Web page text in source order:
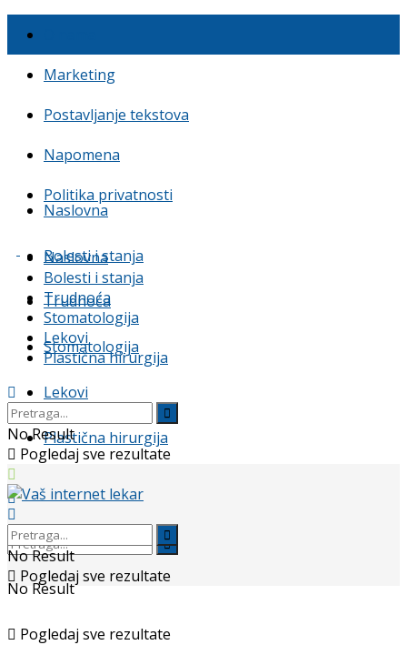
Marketing
Postavljanje tekstova
Napomena
Politika privatnosti
Naslovna
Bolesti i stanja
Trudnoća
Stomatologija
Lekovi
Plastična hirurgija
No Result
Pogledaj sve rezultate
Naslovna
Bolesti i stanja
Trudnoća
Stomatologija
Lekovi
Plastična hirurgija
No Result
Pogledaj sve rezultate
No Result
Pogledaj sve rezultate